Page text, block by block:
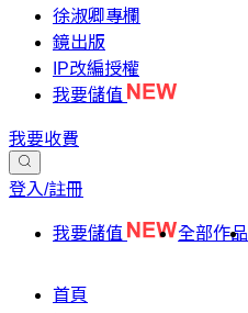
徐淑卿專欄
鏡出版
IP改編授權
我要儲值
我要收費
登入/註冊
我要儲值 全部作品
首頁